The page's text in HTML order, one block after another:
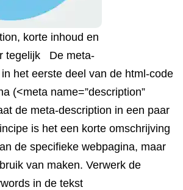
korte inhoud en
tegelijk De meta-
het eerste deel van de html-code
(<meta name=”description”
de meta-description in een paar
is het een korte omschrijving
de specifieke webpagina, maar
van maken. Verwerk de
in de tekst